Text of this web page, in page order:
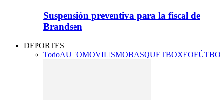
Suspensión preventiva para la fiscal de
Brandsen
DEPORTES
TodoAUTOMOVILISMOBASQUETBOXEO